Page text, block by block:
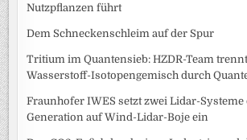
Nutzpflanzen führt
Dem Schneckenschleim auf der Spur
Tritium im Quantensieb: HZDR-Team
Wasserstoff-Isotopengemisch durch
Fraunhofer IWES setzt zwei Lidar-Systeme
Generation auf Wind-Lidar-Boje ein